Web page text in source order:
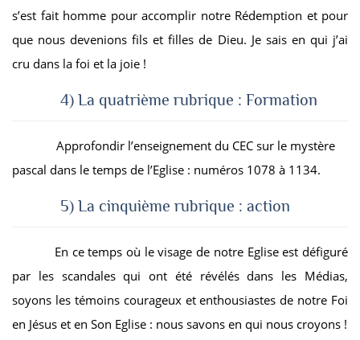
s’est fait homme pour accomplir notre Rédemption et pour
que nous devenions fils et filles de Dieu. Je sais en qui j’ai
cru dans la foi et la joie !
4) La quatrième rubrique : Formation
Approfondir l’enseignement du CEC sur le mystère
pascal dans le temps de l’Eglise : numéros 1078 à 1134.
5) La cinquième rubrique : action
En ce temps où le visage de notre Eglise est défiguré
par les scandales qui ont été révélés dans les Médias,
soyons les témoins courageux et enthousiastes de notre Foi
en Jésus et en Son Eglise : nous savons en qui nous croyons !